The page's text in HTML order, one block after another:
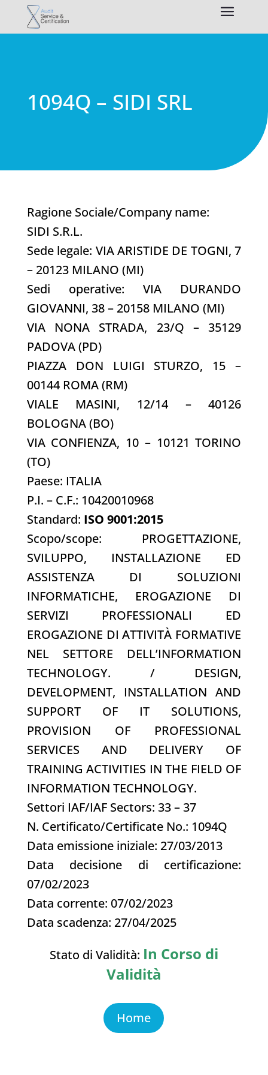
1094Q – SIDI SRL
Ragione Sociale/Company name:
SIDI S.R.L.
Sede legale: VIA ARISTIDE DE TOGNI, 7
– 20123 MILANO (MI)
Sedi operative: VIA DURANDO
GIOVANNI, 38 – 20158 MILANO (MI)
VIA NONA STRADA, 23/Q – 35129
PADOVA (PD)
PIAZZA DON LUIGI STURZO, 15 –
00144 ROMA (RM)
VIALE MASINI, 12/14 – 40126
BOLOGNA (BO)
VIA CONFIENZA, 10 – 10121 TORINO
(TO)
Paese: ITALIA
P.I. – C.F.: 10420010968
Standard: ISO 9001:2015
Scopo/scope: PROGETTAZIONE,
SVILUPPO, INSTALLAZIONE ED
ASSISTENZA DI SOLUZIONI
INFORMATICHE, EROGAZIONE DI
SERVIZI PROFESSIONALI ED
EROGAZIONE DI ATTIVITÀ FORMATIVE
NEL SETTORE DELL’INFORMATION
TECHNOLOGY. / DESIGN,
DEVELOPMENT, INSTALLATION AND
SUPPORT OF IT SOLUTIONS,
PROVISION OF PROFESSIONAL
SERVICES AND DELIVERY OF
TRAINING ACTIVITIES IN THE FIELD OF
INFORMATION TECHNOLOGY.
Settori IAF/IAF Sectors: 33 – 37
N. Certificato/Certificate No.: 1094Q
Data emissione iniziale: 27/03/2013
Data decisione di certificazione:
07/02/2023
Data corrente: 07/02/2023
Data scadenza: 27/04/2025
Stato di Validità: In Corso di
Validità
Home